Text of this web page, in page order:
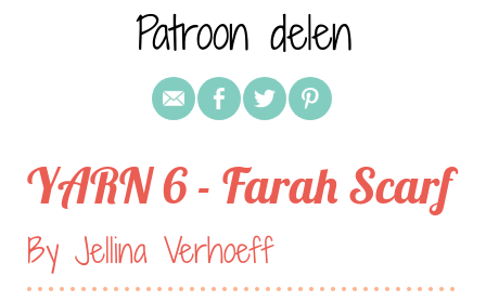
Patroon delen
YARN 6 - Farah Scarf
By Jellina Verhoeff